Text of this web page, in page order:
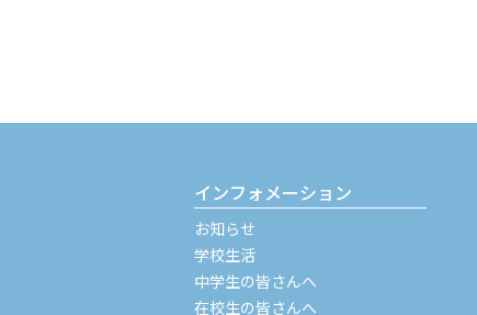
インフォメーション
お知らせ
学校生活
中学生の皆さんへ
在校生の皆さんへ